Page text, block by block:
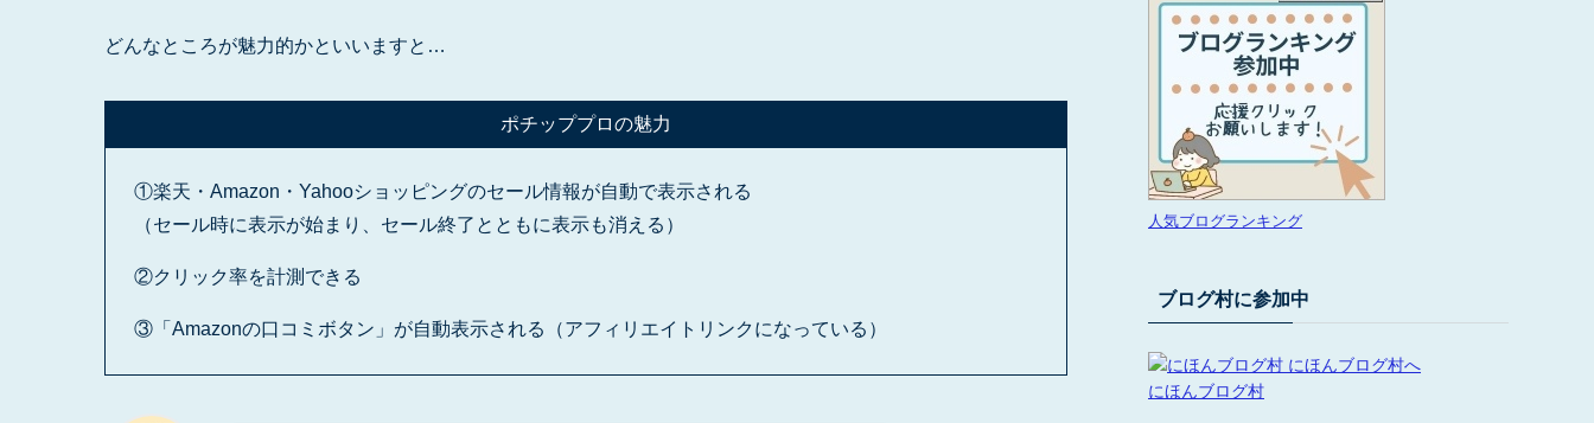
どんなところが魅力的かといいますと…
ポチッププロの魅力
①楽天・Amazon・Yahooショッピングのセール情報が自動で表示される
（セール時に表示が始まり、セール終了とともに表示も消える）
②クリック率を計測できる
③「Amazonの口コミボタン」が自動表示される（アフィリエイトリンクになっている）
人気ブログランキング
ブログ村に参加中
にほんブログ村